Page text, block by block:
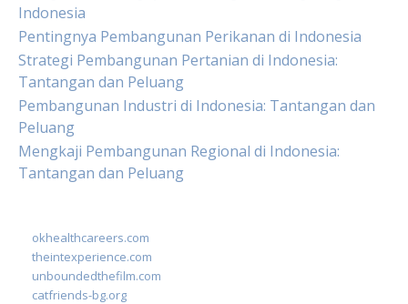
Indonesia
Pentingnya Pembangunan Perikanan di Indonesia
Strategi Pembangunan Pertanian di Indonesia:
Tantangan dan Peluang
Pembangunan Industri di Indonesia: Tantangan dan
Peluang
Mengkaji Pembangunan Regional di Indonesia:
Tantangan dan Peluang
okhealthcareers.com
theintexperience.com
unboundedthefilm.com
catfriends-bg.org